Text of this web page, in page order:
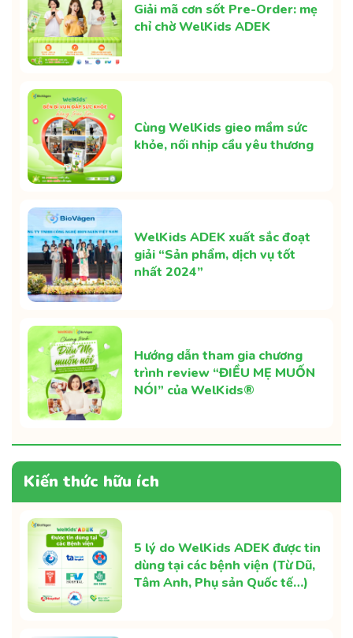
Giải mã cơn sốt Pre-Order: mẹ
chỉ chờ WelKids ADEK
Cùng WelKids gieo mầm sức
khỏe, nối nhịp cầu yêu thương
WelKids ADEK xuất sắc đoạt
giải “Sản phẩm, dịch vụ tốt
nhất 2024”
Hướng dẫn tham gia chương
trình review “ĐIỀU MẸ MUỐN
NÓI” của WelKids®
Kiến thức hữu ích
5 lý do WelKids ADEK được tin
dùng tại các bệnh viện (Từ Dũ,
Tâm Anh, Phụ sản Quốc tế…)